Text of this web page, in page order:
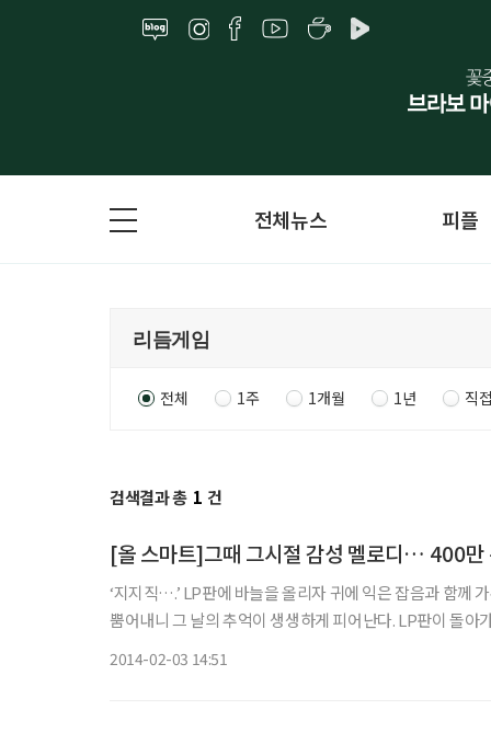
전체뉴스 피플
전체 1주 1개월 1년 직
검색결과 총 1 건
[올 스마트]그때 그시절 감성 멜로디… 400만
‘지지직….’ LP판에 바늘을 올리자 귀에 익은 잡음과 함께
뿜어내니 그 날의 추억이 생생하게 피어난다. LP판이 돌아가는 것을 바라보며 신기함을 느꼈고 음악으로 감성을 채웠던 그 시절. 모
2014-02-03 14:51